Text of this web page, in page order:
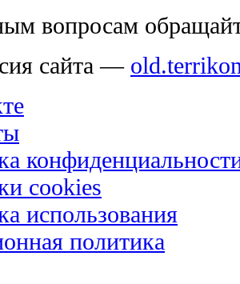
вопросам
сайта —
cookies
использования
политика